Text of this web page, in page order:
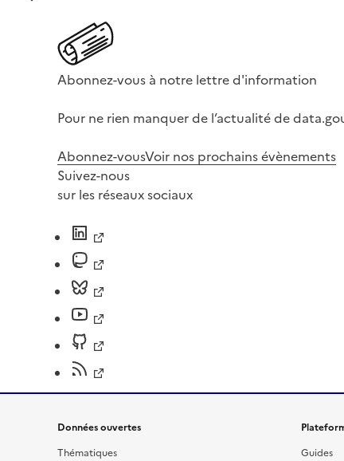
Abonnez-vous à notre lettre d'information
Pour ne rien manquer de l’actualité de
Abonnez-vousVoir nos prochains évènements
Suivez-nous
sur les réseaux sociaux
Données ouvertes
Thématiques
Guides